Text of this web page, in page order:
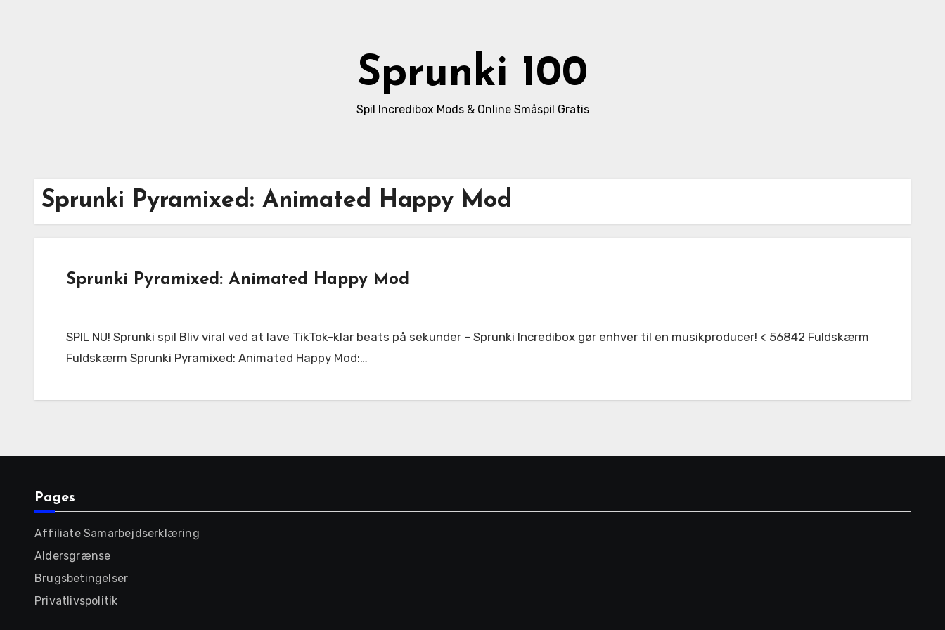
Sprunki 100
Spil Incredibox Mods & Online Småspil Gratis
Sprunki Pyramixed: Animated Happy Mod
Sprunki Pyramixed: Animated Happy Mod
SPIL NU! Sprunki spil Bliv viral ved at lave TikTok-klar beats på sekunder – Sprunki Incredibox gør enhver til en musikproducer! < 56842 Fuldskærm
Fuldskærm Sprunki Pyramixed: Animated Happy Mod:…
Pages
Affiliate Samarbejdserklæring
Aldersgrænse
Brugsbetingelser
Privatlivspolitik